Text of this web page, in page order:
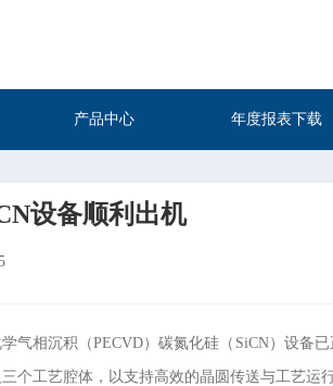
产品中心 年度报表下载
设备顺利出机
气相沉积（PECVD）碳氮化硅（SiCN）设备
个工艺腔体，以支持高效的晶圆传送与工艺运行